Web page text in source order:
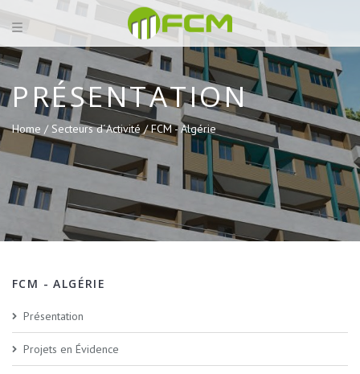
PRÉSENTATION
Home / Secteurs d´Activité /FCM - Algérie
FCM - ALGÉRIE
Présentation
Projets en Évidence